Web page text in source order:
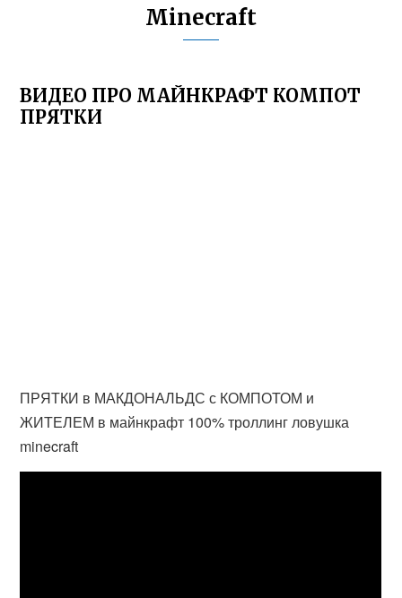
Minecraft
ВИДЕО ПРО МАЙНКРАФТ КОМПОТ
ПРЯТКИ
ПРЯТКИ в МАКДОНАЛЬДС с КОМПОТОМ и
ЖИТЕЛЕМ в майнкрафт 100% троллинг ловушка
minecraft